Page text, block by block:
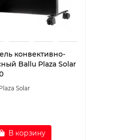
конвективно-
Ballu Plaza Solar
Solar
В корзину